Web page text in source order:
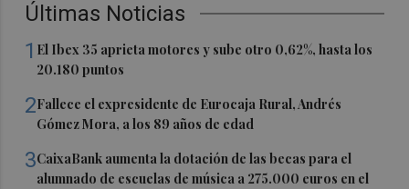
Últimas Noticias
1 El Ibex 35 aprieta motores y sube otro 0,62%, hasta los
20.180 puntos
2Fallece el expresidente de Eurocaja Rural, Andrés
Gómez Mora, a los 89 años de edad
3CaixaBank aumenta la dotación de las becas para el
alumnado de escuelas de música a 275.000 euros en el